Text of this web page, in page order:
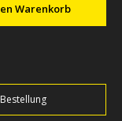
Warenkorb